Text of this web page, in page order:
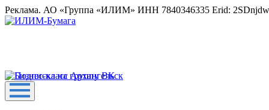
Реклама. АО «Группа «ИЛИМ» ИНН 7840346335 Erid: